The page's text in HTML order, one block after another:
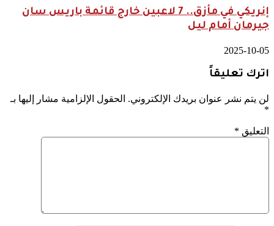
إنريكي في مأزق.. 7 لاعبين خارج قائمة باريس سان
جيرمان أمام ليل
2025-10-05
اترك تعليقاً
لن يتم نشر عنوان بريدك الإلكتروني. الحقول الإلزامية مشار إليها بـ
*
التعليق *